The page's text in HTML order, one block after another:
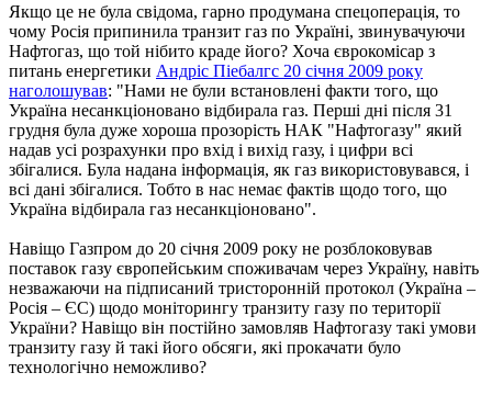
Якщо це не була свідома, гарно продумана спецоперація, то
чому Росія припинила транзит газ по Україні, звинувачуючи
Нафтогаз, що той нібито краде його? Хоча єврокомісар з
питань енергетики Андріс Піебалгс 20 січня 2009 року
наголошував: "Нами не були встановлені факти того, що
Україна несанкціоновано відбирала газ. Перші дні після 31
грудня була дуже хороша прозорість НАК "Нафтогазу" який
надав усі розрахунки про вхід і вихід газу, і цифри всі
збігалися. Була надана інформація, як газ використовувався, і
всі дані збігалися. Тобто в нас немає фактів щодо того, що
Україна відбирала газ несанкціоновано".
Навіщо Газпром до 20 січня 2009 року не розблоковував
поставок газу європейським споживачам через Україну, навіть
незважаючи на підписаний тристоронній протокол (Україна –
Росія – ЄС) щодо моніторингу транзиту газу по території
України? Навіщо він постійно замовляв Нафтогазу такі умови
транзиту газу й такі його обсяги, які прокачати було
технологічно неможливо?